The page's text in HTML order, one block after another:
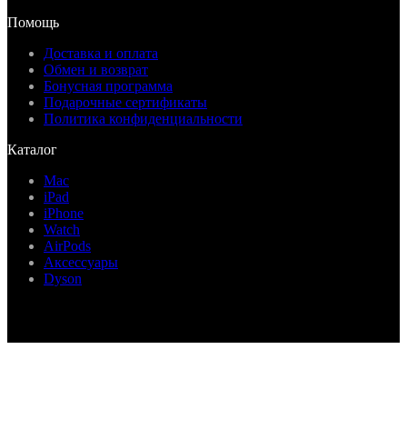
Помощь
Доставка и оплата
Обмен и возврат
Бонусная программа
Подарочные сертификаты
Политика конфиденциальности
Каталог
Mac
iPad
iPhone
Watch
AirPods
Аксессуары
Dyson